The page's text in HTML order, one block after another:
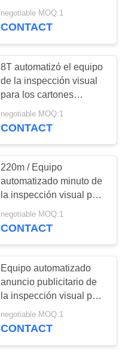
Focusight para las cajas
acanaladas
negotiable MOQ:1
CONTACT
8T automatizó el equipo
de la inspección visual
para los cartones
grandes/acanaló las
cajas
negotiable MOQ:1
CONTACT
220m / Equipo
automatizado minuto de
la inspección visual para
la inspección en línea
de Gluer de la carpeta
negotiable MOQ:1
CONTACT
Equipo automatizado
anuncio publicitario de
la inspección visual para
el control de calidad de
las cajas de zapatos
negotiable MOQ:1
CONTACT